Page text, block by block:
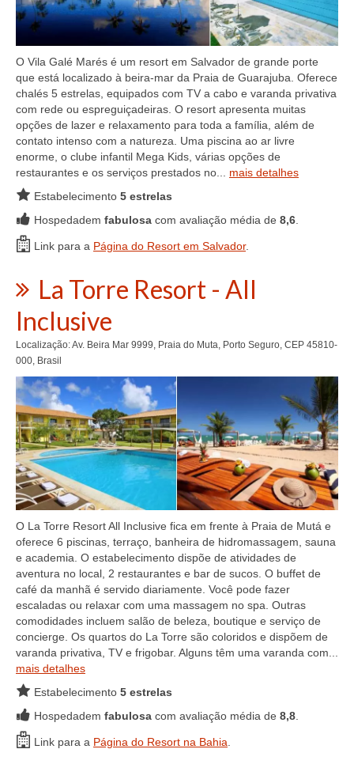
O Vila Galé Marés é um resort em Salvador de grande porte
que está localizado à beira-mar da Praia de Guarajuba. Oferece
chalés 5 estrelas, equipados com TV a cabo e varanda privativa
com rede ou espreguiçadeiras. O resort apresenta muitas
opções de lazer e relaxamento para toda a família, além de
contato intenso com a natureza. Uma piscina ao ar livre
enorme, o clube infantil Mega Kids, várias opções de
restaurantes e os serviços prestados no... mais detalhes
Estabelecimento 5 estrelas
Hospedadem fabulosa com avaliação média de 8,6.
Link para a Página do Resort em Salvador.
La Torre Resort - All
Inclusive
Localização: Av. Beira Mar 9999, Praia do Muta, Porto Seguro, CEP 45810-
000, Brasil
O La Torre Resort All Inclusive fica em frente à Praia de Mutá e
oferece 6 piscinas, terraço, banheira de hidromassagem, sauna
e academia. O estabelecimento dispõe de atividades de
aventura no local, 2 restaurantes e bar de sucos. O buffet de
café da manhã é servido diariamente. Você pode fazer
escaladas ou relaxar com uma massagem no spa. Outras
comodidades incluem salão de beleza, boutique e serviço de
concierge. Os quartos do La Torre são coloridos e dispõem de
varanda privativa, TV e frigobar. Alguns têm uma varanda com...
mais detalhes
Estabelecimento 5 estrelas
Hospedadem fabulosa com avaliação média de 8,8
Link para a Página do Resort na Bahia